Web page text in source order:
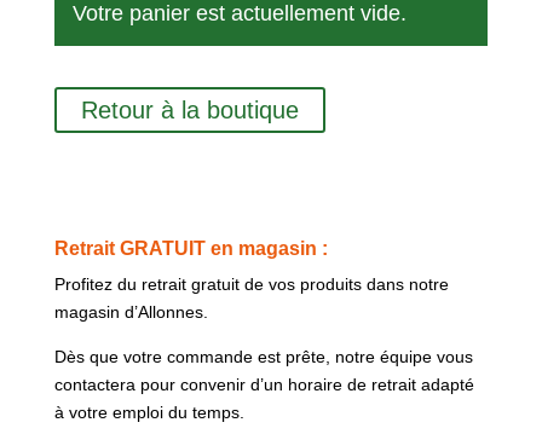
Votre panier est actuellement vide.
Retour à la boutique
Retrait GRATUIT en magasin :
Profitez du retrait gratuit de vos produits dans notre
magasin d’Allonnes.
Dès que votre commande est prête, notre équipe vous
contactera pour convenir d’un horaire de retrait adapté
à votre emploi du temps.